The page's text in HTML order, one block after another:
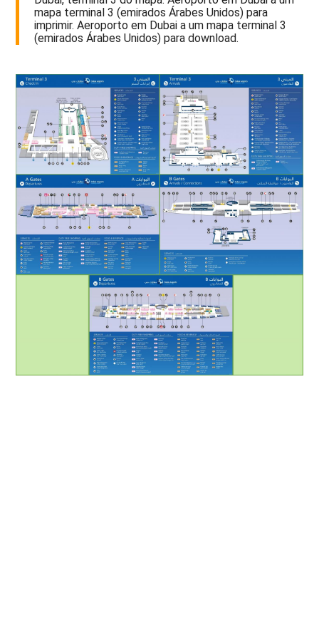
mapa terminal 3 (emirados Árabes Unidos) para
imprimir. Aeroporto em Dubai a um mapa terminal 3
(emirados Árabes Unidos) para download.